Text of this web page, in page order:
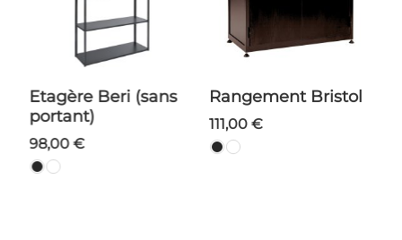
Etagère Beri (sans
portant)
98,00 €
Rangement Bristol
111,00 €